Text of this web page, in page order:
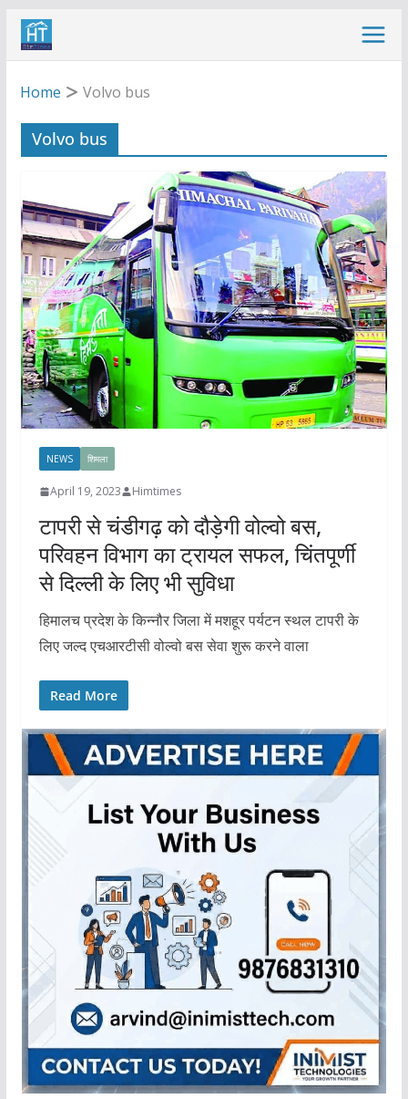
Skip
Home
Volvo bus
Volvo bus
NEWS शिमला
April 19, 2023 Himtimes
टापरी से चंडीगढ़ को दौड़ेगी वोल्वो बस,
परिवहन विभाग का ट्रायल सफल, चिंतपूर्णी
से दिल्ली के लिए भी सुविधा
हिमालच प्रदेश के किन्नौर जिला में मशहूर पर्यटन स्थल टापरी के
लिए जल्द एचआरटीसी वोल्वो बस सेवा शुरू करने वाला
Read More